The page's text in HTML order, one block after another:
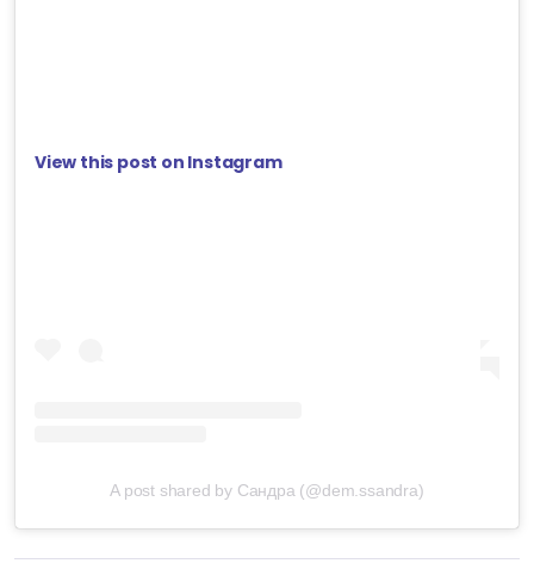
View this post on Instagram
A post shared by Сандра (@dem.ssandra)